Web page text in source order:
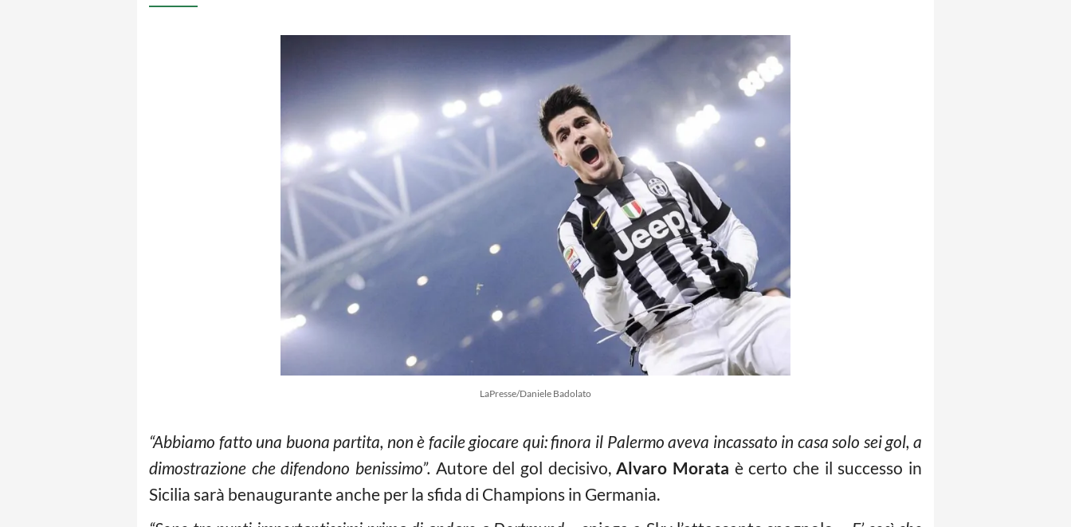
LaPresse/Daniele Badolato
“Abbiamo fatto una buona partita, non è facile giocare qui: finora il Palermo aveva incassato in casa solo sei gol, a
dimostrazione che difendono benissimo”. Autore del gol decisivo,Alvaro Morata è certo che il successo in
Sicilia sarà benaugurante anche per la sfida di Champions in Germania.